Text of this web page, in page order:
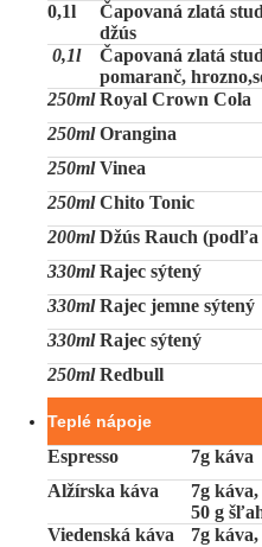
0,1l
Čapovaná zlatá
džús
0,1l
Čapovaná zlatá
pomaranč,
250ml Royal Crown Cola
250ml Orangina
250ml Vinea
250ml Chito Tonic
200ml Džús Rauch
330ml Rajec sýtený
330ml Rajec jemne sýtený
330ml Rajec sýtený
250ml Redbull
Teplé nápoje
Espresso 7g káva
Alžírska káva
7g
50 g
Viedenská káva 7g